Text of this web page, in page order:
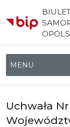
Menu główne
Uchwała